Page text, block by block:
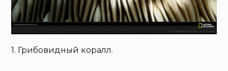
1. Грибовидный коралл.